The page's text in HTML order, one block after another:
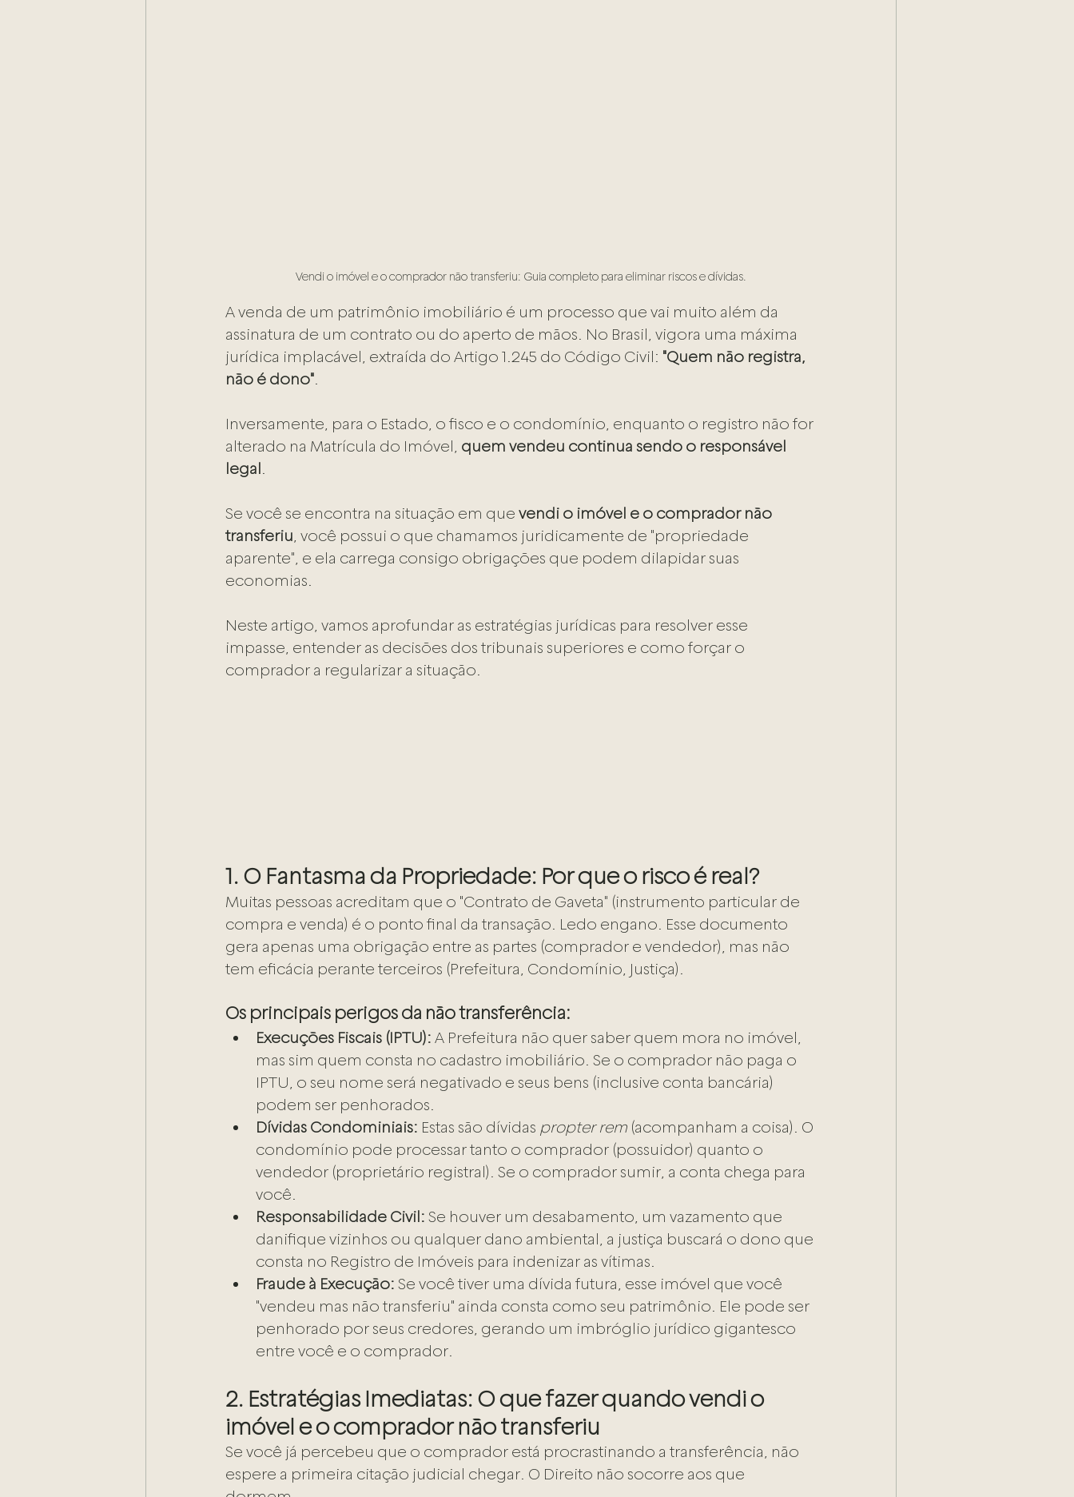
Vendi o imóvel e o comprador não transferiu: Guia completo para eliminar riscos e dívidas.
A venda de um patrimônio imobiliário é um processo que vai muito além da
assinatura de um contrato ou do aperto de mãos. No Brasil, vigora uma máxima
jurídica implacável, extraída do Artigo 1.245 do Código Civil: "Quem não registra,
não é dono"
Inversamente, para o Estado, o fisco e o condomínio, enquanto o registro não for
alterado na Matrícula do Imóvel, quem vendeu continua sendo o responsável
legal
Se você se encontra na situação em que vendi o imóvel e o comprador não
transferiu , você possui o que chamamos juridicamente de "propriedade
aparente", e ela carrega consigo obrigações que podem dilapidar suas
economias.
Neste artigo, vamos aprofundar as estratégias jurídicas para resolver esse
impasse, entender as decisões dos tribunais superiores e como forçar o
comprador a regularizar a situação.
1. O Fantasma da Propriedade: Por que o risco é real?
Muitas pessoas acreditam que o "Contrato de Gaveta" (instrumento particular de
compra e venda) é o ponto final da transação. Ledo engano. Esse documento
gera apenas uma obrigação entre as partes (comprador e vendedor), mas não
tem eficácia perante terceiros (Prefeitura, Condomínio, Justiça).
Os principais perigos da não transferência:
Execuções Fiscais (IPTU): A Prefeitura não quer saber quem mora no imóvel,
mas sim quem consta no cadastro imobiliário. Se o comprador não paga o
IPTU, o seu nome será negativado e seus bens (inclusive conta bancária)
podem ser penhorados.
Dívidas Condominiais: Estas são dívidas propter rem (acompanham a coisa). O
condomínio pode processar tanto o comprador (possuidor) quanto o
vendedor (proprietário registral). Se o comprador sumir, a conta chega para
você.
Responsabilidade Civil: Se houver um desabamento, um vazamento que
danifique vizinhos ou qualquer dano ambiental, a justiça buscará o dono que
consta no Registro de Imóveis para indenizar as vítimas.
Fraude à Execução: Se você tiver uma dívida futura, esse imóvel que você
"vendeu mas não transferiu" ainda consta como seu patrimônio. Ele pode ser
penhorado por seus credores, gerando um imbróglio jurídico gigantesco
entre você e o comprador.
2. Estratégias Imediatas: O que fazer quando vendi o
imóvel e o comprador não transferiu
Se você já percebeu que o comprador está procrastinando a transferência, não
espere a primeira citação judicial chegar. O Direito não socorre aos que